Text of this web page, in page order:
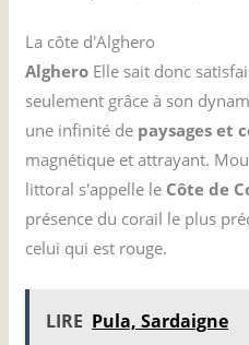
La côte d'Alghero
Alghero Elle sait donc
seulement grâce à son
une infinité de paysages et
magnétique et attrayant.
littoral s'appelle le Côte de
présence du corail le plus
celui qui est rouge.
LIRE Pula, Sardaigne